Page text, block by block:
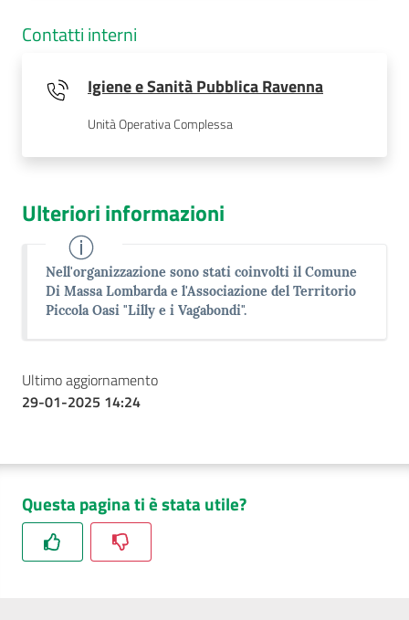
Contatti interni
Igiene e Sanità Pubblica Ravenna
Unità Operativa Complessa
Ulteriori informazioni
Nell'organizzazione sono stati coinvolti il Comune
Di Massa Lombarda e l'Associazione del Territorio
Piccola Oasi "Lilly e i Vagabondi".
Ultimo aggiornamento
29-01-2025 14:24
Questa pagina ti è stata utile?